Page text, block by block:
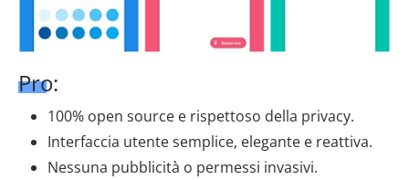
Pro:
100% open source e rispettoso della privacy.
Interfaccia utente semplice, elegante e reattiva.
Nessuna pubblicità o permessi invasivi.